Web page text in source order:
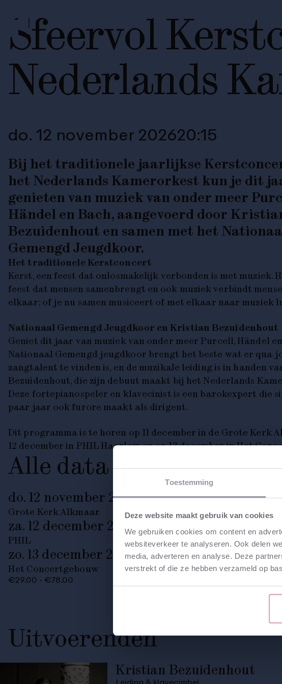
Toestemming
Deze website maakt gebruik van cookies
We gebruiken cookies om content en
websiteverkeer te analyseren. Ook delen
media, adverteren en analyse. Deze
verstrekt of die ze hebben verzameld op
Sfeervol
Nederlands
do. 12 november 202620:15
Bij het traditionele jaarlijkse
het Nederlands Kamerorkest kun je dit
genieten van muziek van onder meer
Händel en Bach, aangevoerd door
Bezuidenhout en samen met het
Gemengd Jeugdkoor.
Het traditionele Kerstconcert
Kerst, een feest dat onlosmakelijk verbonden is met muziek.
feest dat mensen samenbrengt en ook muziek verbindt
elkaar; of je nu samen musiceert of met elkaar naar muziek
Nationaal Gemengd Jeugdkoor en Kristian Bezuidenhout
Geniet dit jaar van muziek van onder meer Purcell, Händel
Nationaal Gemengd jeugdkoor brengt het beste wat er qua
zangtalent te vinden is, en de muzikale leiding is in handen
Bezuidenhout, die zijn debuut maakt bij het Nederlands
Deze fortepianospeler en klavecinist is een barokexpert die
paar jaar ook furore maakt als dirigent.
Dit programma is te horen op 11 december in de Grote Kerk
12 december in PHIL Haarlem en op 13 december in Het
Alle data
do. 12 november 202620:15
Grote Kerk Alkmaar
za. 12 december 2026 20:00
PHIL
zo. 13 december 202614:15
Het Concertgebouw
€29.00 - €78.00
Uitvoerenden
Kristian Bezuidenhout
Leiding & klavecimbel